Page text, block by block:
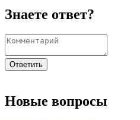
Знаете ответ?
Ответить
Новые вопросы